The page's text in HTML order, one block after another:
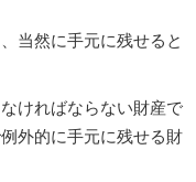
当然に手元に残せると
ければならない財産で
外的に手元に残せる財